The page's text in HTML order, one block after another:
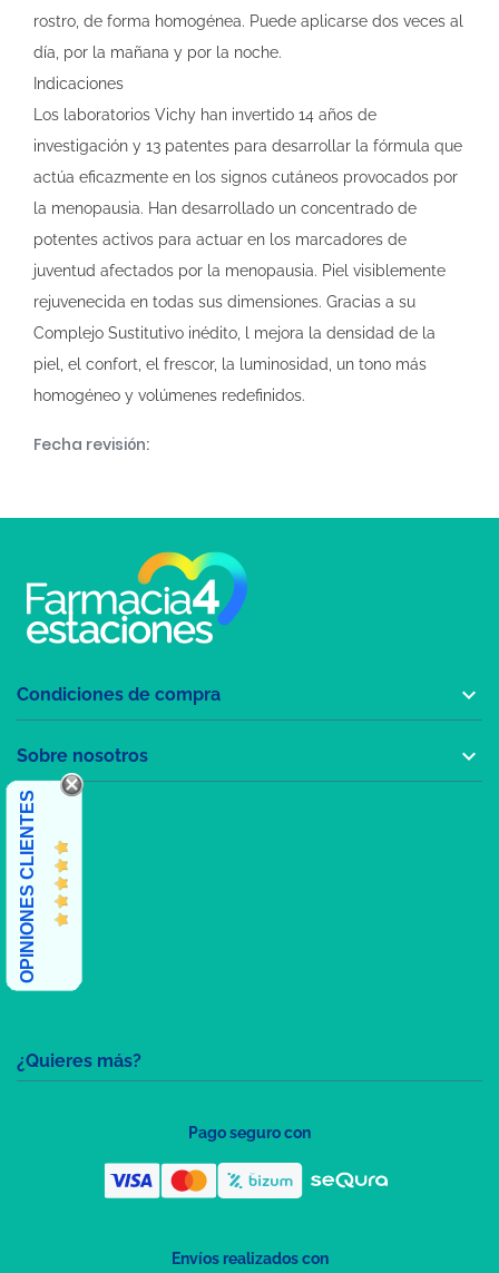
rostro, de forma homogénea. Puede aplicarse dos veces al
día, por la mañana y por la noche.
Indicaciones
Los laboratorios Vichy han invertido 14 años de
investigación y 13 patentes para desarrollar la fórmula que
actúa eficazmente en los signos cutáneos provocados por
la menopausia. Han desarrollado un concentrado de
potentes activos para actuar en los marcadores de
juventud afectados por la menopausia. Piel visiblemente
rejuvenecida en todas sus dimensiones. Gracias a su
Complejo Sustitutivo inédito, l mejora la densidad de la
piel, el confort, el frescor, la luminosidad, un tono más
homogéneo y volúmenes redefinidos.
Fecha revisión:
¿Quieres más?
Condiciones de compra 
Sobre nosotros 
OPINIONES CLIENTES
Pago seguro con
Envíos realizados con